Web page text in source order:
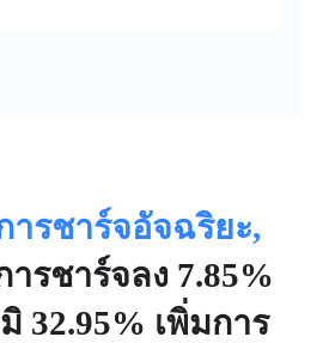
ารชาร์จอัจฉริยะ,
ารชาร์จลง 7.85%
32.95% เพิ่มการ